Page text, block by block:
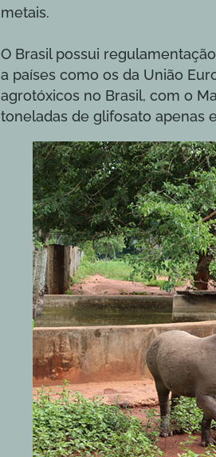
metais.
O Brasil possui
a países como os da União
agrotóxicos no Brasil, com o
toneladas de glifosato apenas